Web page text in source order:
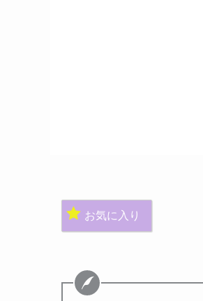
お気に入り